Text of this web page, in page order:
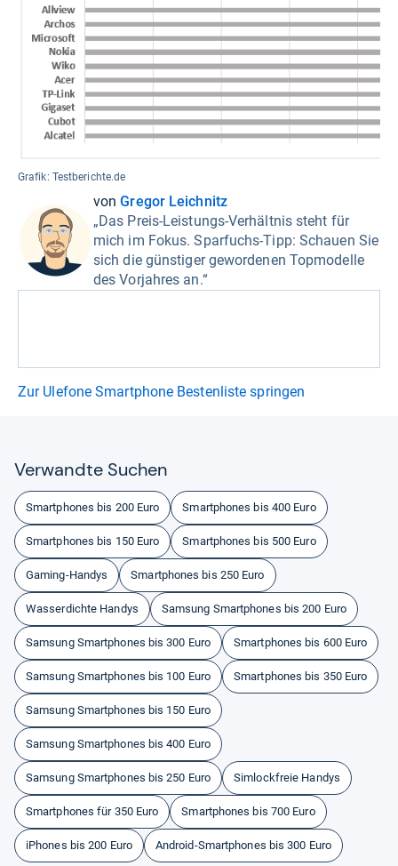
Grafik: Testberichte.de
vonGregor Leichnitz
„Das Preis-Leistungs-Verhältnis steht für
mich im Fokus. Sparfuchs-Tipp: Schauen Sie
sich die günstiger gewordenen Topmodelle
des Vorjahres an.“
Zur Ulefone Smartphone Bestenliste springen
Ver­wandte Suchen
Smartphones bis 200 Euro Smartphones bis 400 Euro
Smartphones bis 150 Euro Smartphones bis 500 Euro
Gaming-Handys Smartphones bis 250 Euro
Wasserdichte Handys Samsung Smartphones bis 200 Euro
Samsung Smartphones bis 300 Euro Smartphones bis 600 Euro
Samsung Smartphones bis 100 Euro Smartphones bis 350 Euro
Samsung Smartphones bis 150 Euro
Samsung Smartphones bis 400 Euro
Samsung Smartphones bis 250 Euro Simlockfreie Handys
Smartphones für 350 Euro Smartphones bis 700 Euro
iPhones bis 200 Euro Android-Smartphones bis 300 Euro